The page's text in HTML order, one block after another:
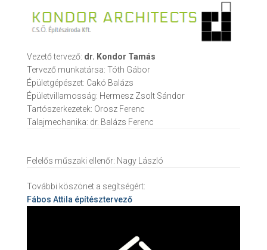
Vezető tervező: dr. Kondor Tamás
Tervező munkatársa: Tóth Gábor
Épületgépészet: Cakó Balázs
Épületvillamosság: Hermesz Zsolt Sándor
Tartószerkezetek: Orosz Ferenc
Talajmechanika: dr. Balázs Ferenc
Felelős műszaki ellenőr: Nagy László
További köszönet a segítségért:
Fábos Attila építésztervező